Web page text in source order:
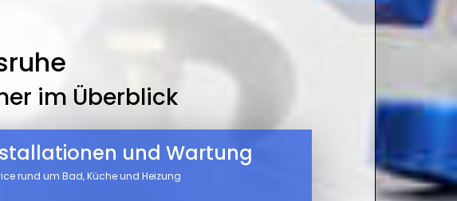
im Überblick
und Wartung
rund um Bad, Küche und Heizung